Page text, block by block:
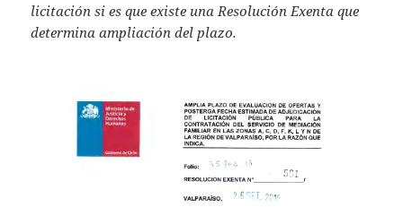
licitación si es que existe una Resolución Exenta que
determina ampliación del plazo.